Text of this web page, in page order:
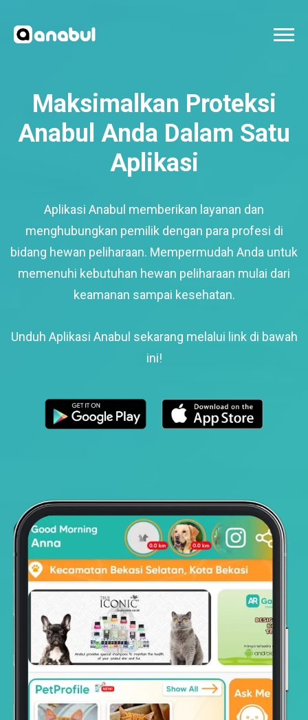
Maksimalkan Proteksi
Anabul Anda Dalam Satu
Aplikasi
Aplikasi Anabul memberikan layanan dan
menghubungkan pemilik dengan para profesi di
bidang hewan peliharaan. Mempermudah Anda untuk
memenuhi kebutuhan hewan peliharaan mulai dari
keamanan sampai kesehatan.
Unduh Aplikasi Anabul sekarang melalui link di bawah
ini!